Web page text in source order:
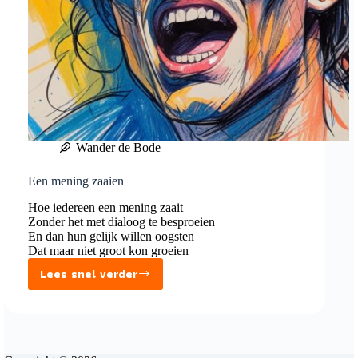
Wander de Bode
Een mening zaaien
Hoe iedereen een mening zaait
Zonder het met dialoog te besproeien
En dan hun gelijk willen oogsten
Dat maar niet groot kon groeien
Lees snel verder
Een